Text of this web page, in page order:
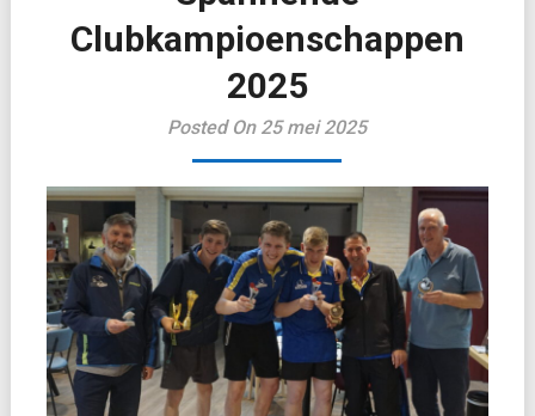
Clubkampioenschappen
2025
Posted On 25 mei 2025